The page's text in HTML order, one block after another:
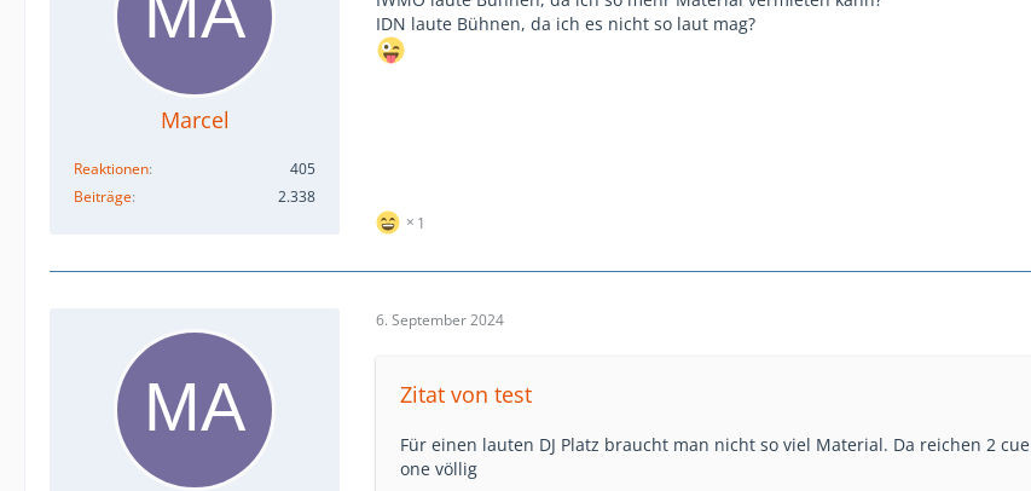
Marcel
Reaktionen
405
Beiträge
2.338
IDN laute Bühnen, da ich es nicht so laut mag?
1
6. September 2024
Zitat von test
Für einen lauten DJ Platz braucht man nicht so viel Material. Da reichen 2 cue
one völlig